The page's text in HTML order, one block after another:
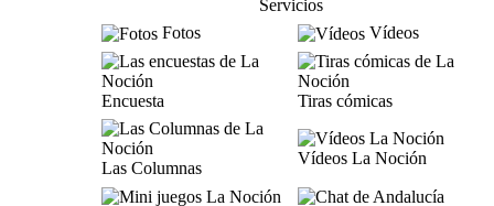
Servicios
Fotos
Vídeos
Encuesta Tiras cómicas
Las Columnas
Vídeos La Noción